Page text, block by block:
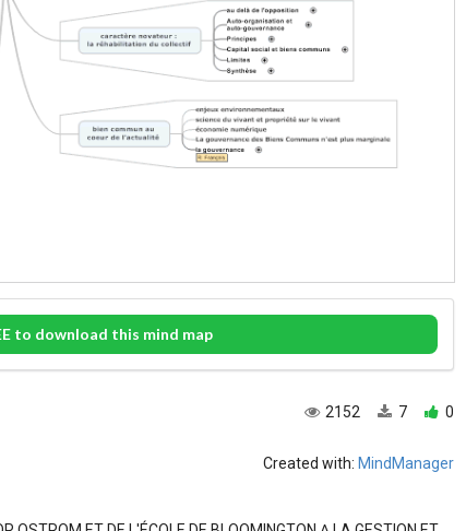
to download this mind map
0
7
2152
Created with: MindManager